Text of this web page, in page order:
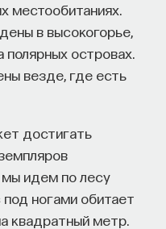
местообитаниях.
в высокогорье,
островах.
везде, где есть
достигать
идем по лесу
ногами обитает
квадратный метр.
человечества: что
время? Что
собой наше
и откуда
ли в мире